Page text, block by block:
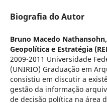
Biografia do Autor
Bruno Macedo Nathansohn,
Geopolítica e Estratégia
2009-2011 Universidade
(UNIRIO) Graduação em
consistiu em discutir a
gestão da informação
de decisão política na área